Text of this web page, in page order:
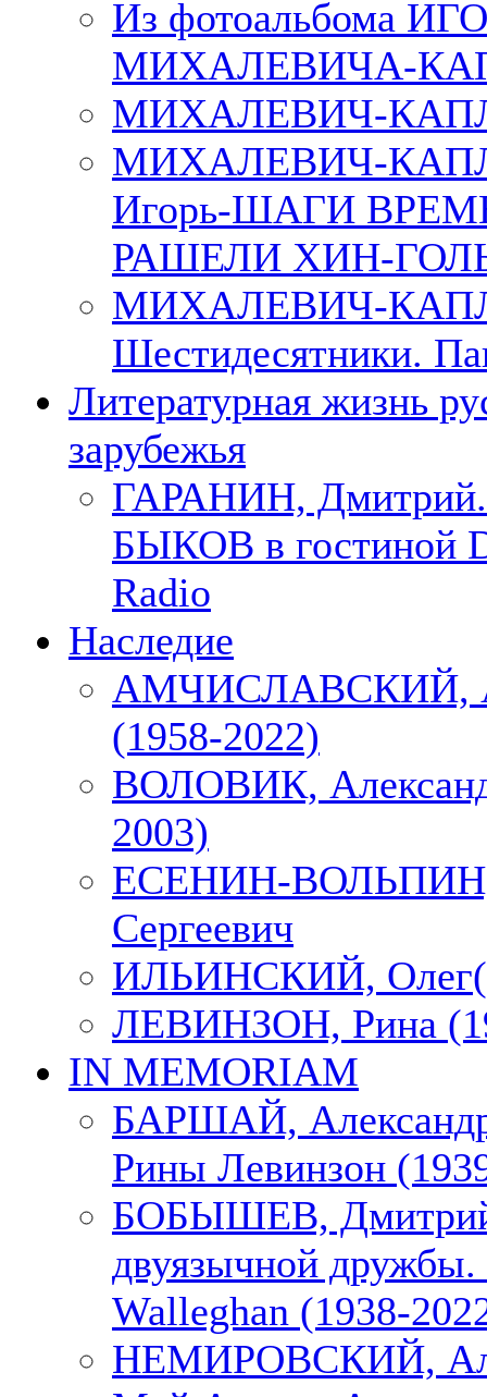
Из фотоальбома
МИХАЛЕВИЧА-
МИХАЛЕВИЧ-
МИХАЛЕВИЧ-
Игорь-ШАГИ
РАШЕЛИ ХИН-
МИХАЛЕВИЧ-
Шестидесятники.
Литературная жизнь
зарубежья
ГАРАНИН,
БЫКОВ в гостиной
Radio
Наследие
АМЧИСЛАВСКИЙ,
(1958-2022)
ВОЛОВИК,
2003)
ЕСЕНИН-ВОЛЬПИН,
Сергеевич
ИЛЬИНСКИЙ,
ЛЕВИНЗОН, Рина
IN MEMORIAM
БАРШАЙ,
Рины Левинзон
БОБЫШЕВ,
двуязычной
Walleghan (1938-
НЕМИРОВСКИЙ,